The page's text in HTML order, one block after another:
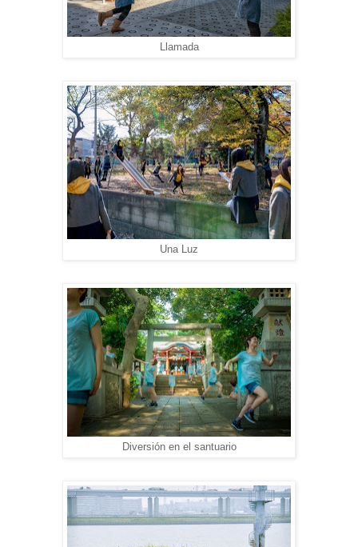
Llamada
Una Luz
Diversión en el santuario